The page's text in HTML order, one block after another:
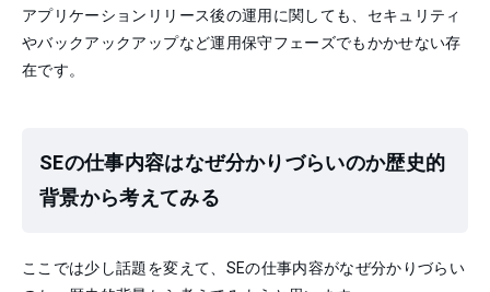
アプリケーションリリース後の運用に関しても、セキュリティ
やバックアックアップなど運用保守フェーズでもかかせない存
在です。
SEの仕事内容はなぜ分かりづらいのか歴史的
背景から考えてみる
ここでは少し話題を変えて、SEの仕事内容がなぜ分かりづらい